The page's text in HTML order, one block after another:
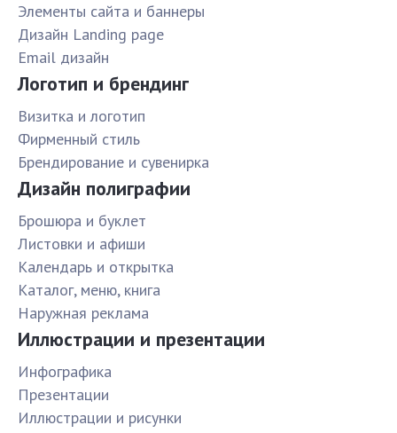
Элементы сайта и баннеры
Дизайн Landing page
Email дизайн
Логотип и брендинг
Визитка и логотип
Фирменный стиль
Брендирование и сувенирка
Дизайн полиграфии
Брошюра и буклет
Листовки и афиши
Календарь и открытка
Каталог, меню, книга
Наружная реклама
Иллюстрации и презентации
Инфографика
Презентации
Иллюстрации и рисунки